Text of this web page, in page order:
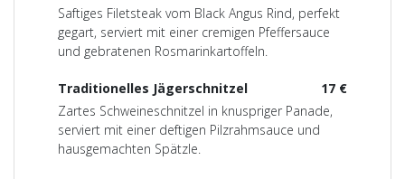
Saftiges Filetsteak vom Black Angus Rind, perfekt
gegart, serviert mit einer cremigen Pfeffersauce
und gebratenen Rosmarinkartoffeln.
17 €
Traditionelles Jägerschnitzel
Zartes Schweineschnitzel in knuspriger Panade,
serviert mit einer deftigen Pilzrahmsauce und
hausgemachten Spätzle.